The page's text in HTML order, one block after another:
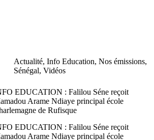
Actualité,Info Education,Nos émissions,
Sénégal,Vidéos
EDUCATION : Falilou Séne reçoit
Arame Ndiaye principal école
de Rufisque
EDUCATION : Falilou Séne reçoit
Arame Ndiaye principal école